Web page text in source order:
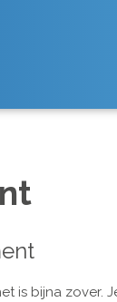
is bijna zover.